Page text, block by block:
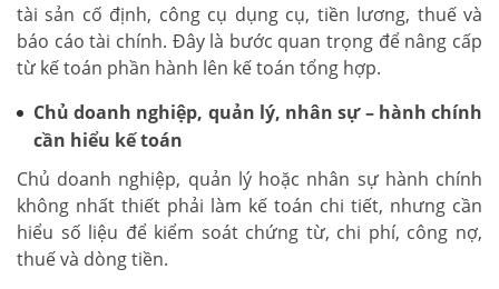
tài sản cố định, công cụ dụng cụ, tiền lương, thuế và
báo cáo tài chính. Đây là bước quan trọng để nâng cấp
từ kế toán phần hành lên kế toán tổng hợp.
Chủ doanh nghiệp, quản lý, nhân sự – hành chính
cần hiểu kế toán
Chủ doanh nghiệp, quản lý hoặc nhân sự hành chính
không nhất thiết phải làm kế toán chi tiết, nhưng cần
hiểu số liệu để kiểm soát chứng từ, chi phí, công nợ,
thuế và dòng tiền.